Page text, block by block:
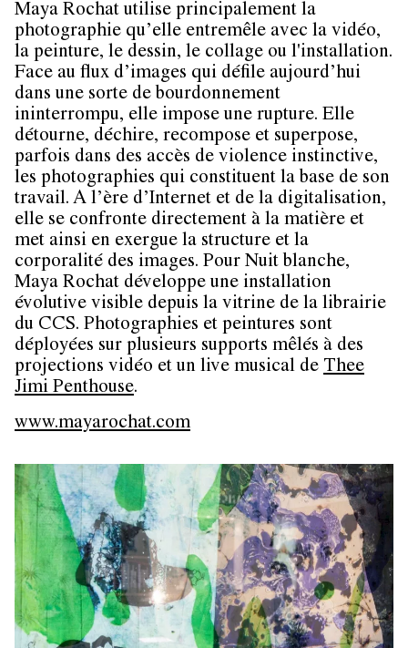
Maya Rochat utilise principalement la
photographie qu’elle entremêle avec la vidéo,
la peinture, le dessin, le collage ou l'installation.
Face au flux d’images qui défile aujourd’hui
dans une sorte de bourdonnement
ininterrompu, elle impose une rupture. Elle
détourne, déchire, recompose et superpose,
parfois dans des accès de violence instinctive,
les photographies qui constituent la base de son
travail. A l’ère d’Internet et de la digitalisation,
elle se confronte directement à la matière et
met ainsi en exergue la structure et la
corporalité des images. Pour Nuit blanche,
Maya Rochat développe une installation
évolutive visible depuis la vitrine de la librairie
du CCS. Photographies et peintures sont
déployées sur plusieurs supports mêlés à des
projections vidéo et un live musical de Thee
Jimi Penthouse.
www.mayarochat.com